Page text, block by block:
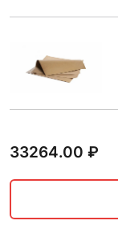
33264.00 ₽